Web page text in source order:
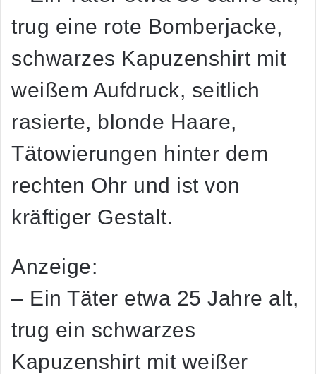
trug eine rote Bomberjacke,
schwarzes Kapuzenshirt mit
weißem Aufdruck, seitlich
rasierte, blonde Haare,
Tätowierungen hinter dem
rechten Ohr und ist von
kräftiger Gestalt.
Anzeige:
– Ein Täter etwa 25 Jahre alt,
trug ein schwarzes
Kapuzenshirt mit weißer